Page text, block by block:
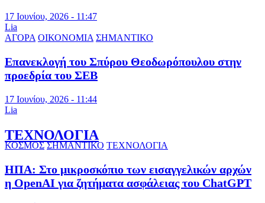
17 Ιουνίου, 2026 - 11:47
Lia
ΑΓΟΡΑ ΟΙΚΟΝΟΜΙΑ ΣΗΜΑΝΤΙΚΟ
Επανεκλογή του Σπύρου Θεοδωρόπουλου στην
προεδρία του ΣΕΒ
17 Ιουνίου, 2026 - 11:44
Lia
ΤΕΧΝΟΛΟΓΙΑ
ΚΟΣΜΟΣ ΣΗΜΑΝΤΙΚΟ ΤΕΧΝΟΛΟΓΙΑ
ΗΠΑ: Στο μικροσκόπιο των εισαγγελικών αρχών
η OpenAI για ζητήματα ασφάλειας του ChatGPT